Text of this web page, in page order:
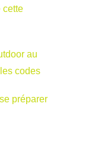
cette
au
codes
préparer